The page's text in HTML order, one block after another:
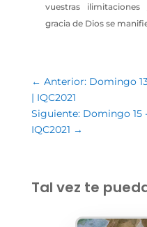
vuestras
gracia de Dios se
← Anterior: Domingo
| IQC2021
Siguiente: Domingo 15
IQC2021 →
Tal vez te